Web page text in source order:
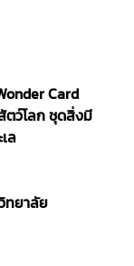
Card
ว์โลก ชุดสิ่งมี
ล
ทยาลัย